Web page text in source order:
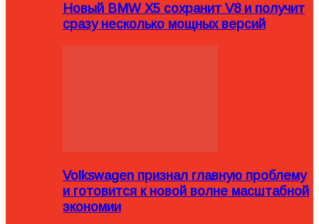
Новый BMW X5 сохранит V8 и получит
сразу несколько мощных версий
Volkswagen признал главную проблему
и готовится к новой волне масштабной
экономии